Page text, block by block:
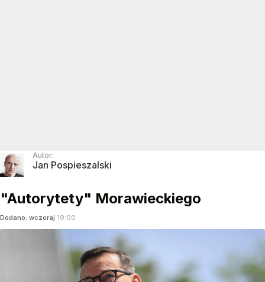
Autor:
Jan Pospieszalski
"Autorytety" Morawieckiego
Dodano: wczoraj 19:00